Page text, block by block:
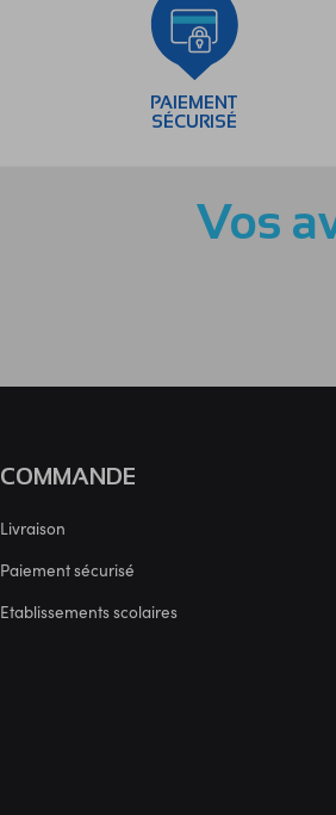
PAIEMENT
SÉCURISÉ
Vos
COMMANDE
Livraison
Paiement sécurisé
Etablissements scolaires